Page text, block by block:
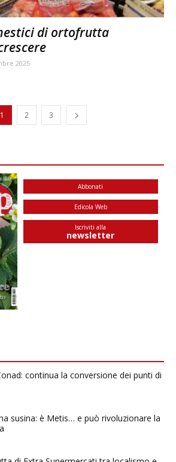
di ortofrutta
2025
1 2 3
Abbonati
Edicola Web
Iscriviti alla
newsletter
continua la conversione dei punti di
susina: è Metis… e può rivoluzionare la